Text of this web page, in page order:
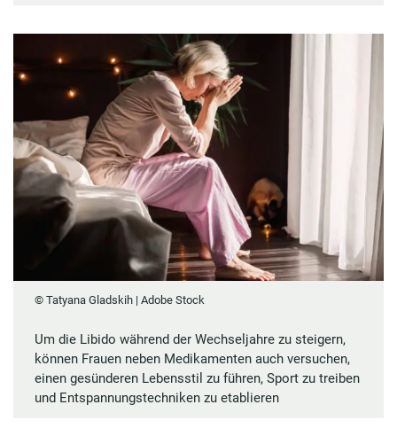
© Tatyana Gladskih | Adobe Stock
Um die Libido während der Wechseljahre zu steigern,
können Frauen neben Medikamenten auch versuchen,
einen gesünderen Lebensstil zu führen, Sport zu treiben
und Entspannungstechniken zu etablieren